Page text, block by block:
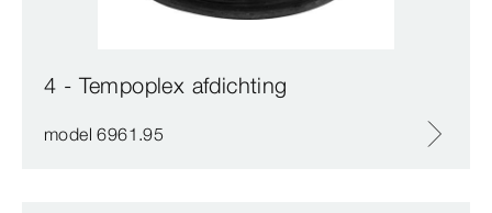
4 - Tempoplex afdichting
model 6961.95